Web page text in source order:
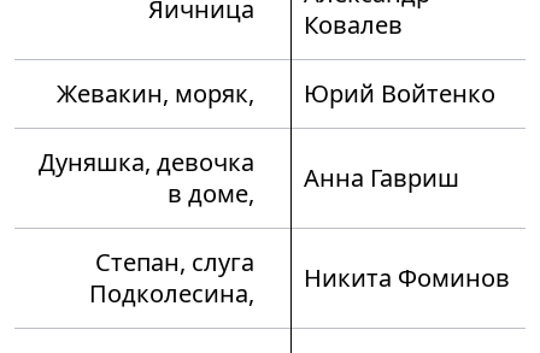
Яичница
Ковалев
Жевакин, моряк, Юрий Войтенко
Дуняшка, девочка
в доме,
Анна Гавриш
Степан, слуга
Подколесина,
Никита Фоминов